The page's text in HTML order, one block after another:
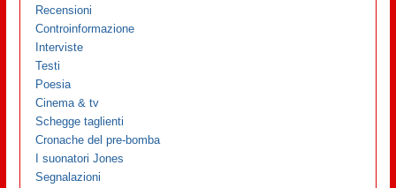
Recensioni
Controinformazione
Interviste
Testi
Poesia
Cinema & tv
Schegge taglienti
Cronache del pre-bomba
I suonatori Jones
Segnalazioni